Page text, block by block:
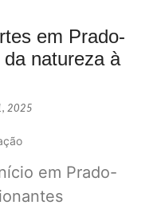
em Prado-
natureza à
2025
em Prado-